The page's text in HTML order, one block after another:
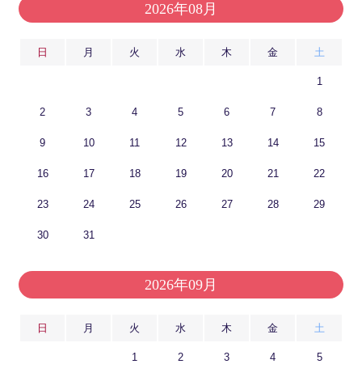
2026年08月
日 月 火 水 木 金 土
1
2 3 4 5 6 7 8
9 10 11 12 13 14 15
16 17 18 19 20 21 22
23 24 25 26 27 28 29
30 31
2026年09月
日 月 火 水 木 金 土
1 2 3 4 5